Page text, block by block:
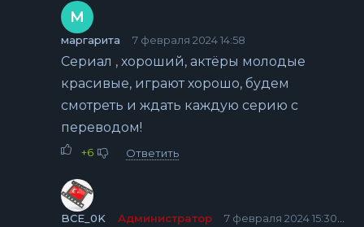
М
маргарита 7 февраля 2024 14:58
Сериал , хороший, актёры молодые
красивые, играют хорошо, будем
смотреть и ждать каждую серию с
переводом!
+6 Ответить
BCE_0K Администратор 7 февраля 2024 15:30